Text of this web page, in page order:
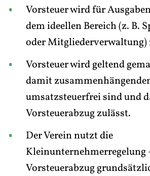
Vorsteuer wird für
dem ideellen Bereich (z. B.
oder Mitgliederverwaltung)
Vorsteuer wird geltend
damit
umsatzsteuerfrei sind und
Vorsteuerabzug zulässt.
Der Verein nutzt die
Kleinunternehmerregelung
Vorsteuerabzug